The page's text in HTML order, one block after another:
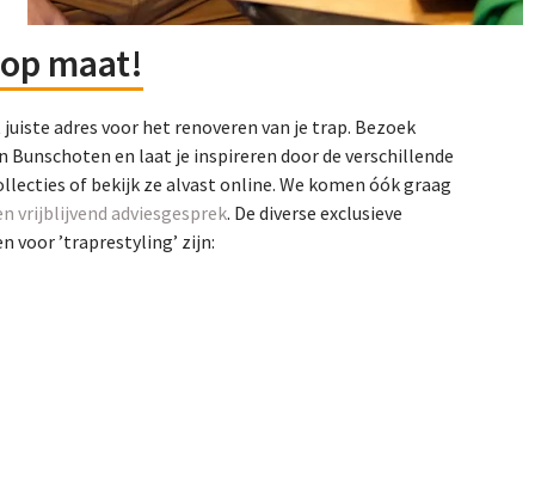
op maat!
adres voor het renoveren van je trap. Bezoek
Bunschoten en laat je inspireren door de verschillende
of bekijk ze alvast online. We komen óók graag
vrijblijvend adviesgesprek. De diverse exclusieve
voor ’traprestyling’ zijn: